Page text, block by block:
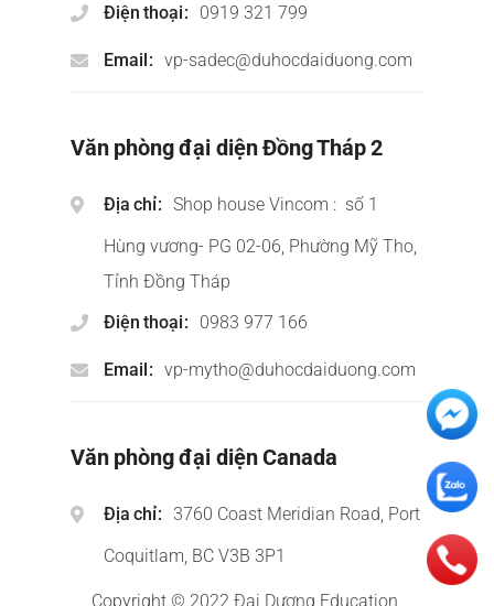
Điện thoại
0919 321 799
Email vp-sadec@duhocdaiduong.com
Văn phòng đại diện Đồng Tháp 2
Địa chỉ
Shop house Vincom : số 1
Hùng vương- PG 02-06, Phường Mỹ Tho,
Tỉnh Đồng Tháp
Điện thoại
0983 977 166
Email vp-mytho@duhocdaiduong.com
Văn phòng đại diện Canada
Địa chỉ
3760 Coast Meridian Road, Port
Coquitlam, BC V3B 3P1
Copyright © 2022 Đại Dương Education.